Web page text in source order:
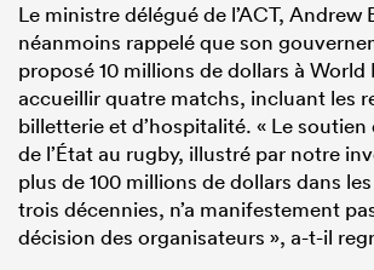
Le ministre délégué de l’ACT, Andrew
néanmoins rappelé que son
proposé 10 millions de dollars à
accueillir quatre matchs, incluant les
billetterie et d’hospitalité. « Le
de l’État au rugby, illustré par notre
plus de 100 millions de dollars dans
trois décennies, n’a manifestement
décision des organisateurs », a-t-il